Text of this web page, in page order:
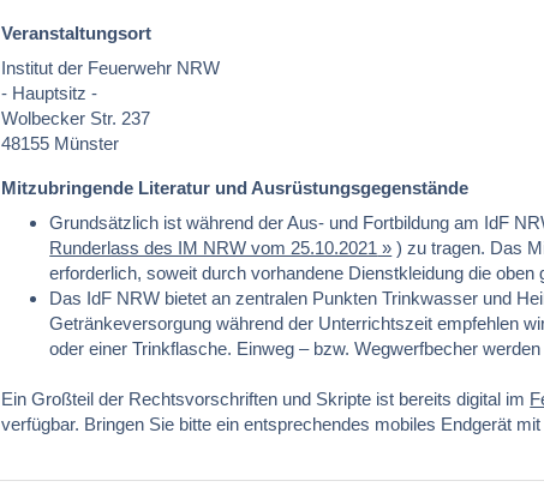
Veranstaltungsort
Institut der Feuerwehr NRW
- Hauptsitz -
Wolbecker Str. 237
48155 Münster
Mitzubringende Literatur und Ausrüstungsgegenstände
Grundsätzlich ist während der Aus- und Fortbildung am IdF
Runderlass des IM NRW vom 25.10.2021
) zu tragen. Das
erforderlich, soweit durch vorhandene Dienstkleidung die oben
Das IdF NRW bietet an zentralen Punkten Trinkwasser und
Getränkeversorgung während der Unterrichtszeit empfehlen
oder einer Trinkflasche. Einweg – bzw. Wegwerfbecher
Ein Großteil der Rechtsvorschriften und Skripte ist bereits digital im
verfügbar. Bringen Sie bitte ein entsprechendes mobiles Endgerät mit